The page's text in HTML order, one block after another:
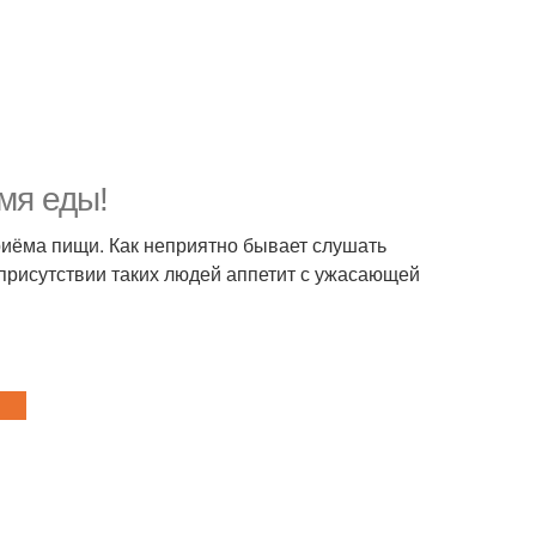
еды!
пищи. Как неприятно бывает слушать
таких людей аппетит с ужасающей